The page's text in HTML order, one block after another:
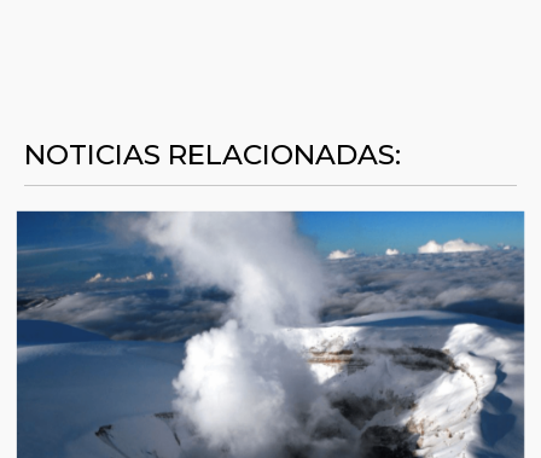
NOTICIAS RELACIONADAS: